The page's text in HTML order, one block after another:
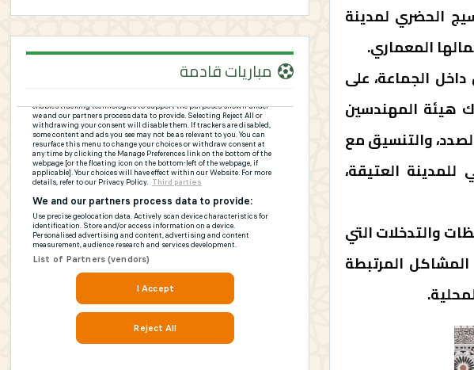
الحضري لمدينة
المعماري.
الجماعة، على
هيئة المهندسين
والتنسيق مع
العتيقة،
والتدخلات التي
المرتبطة
مباريات قادمة